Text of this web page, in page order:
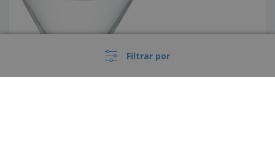
Filtrar por